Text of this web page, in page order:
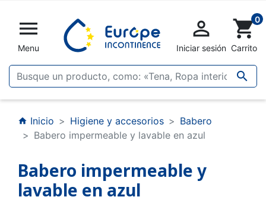

Menu


Iniciar sesión
shopping_cart0
Carrito
home Inicio Higiene y accesorios
Babero
Babero impermeable y lavable en azul
Babero impermeable y
lavable en azul